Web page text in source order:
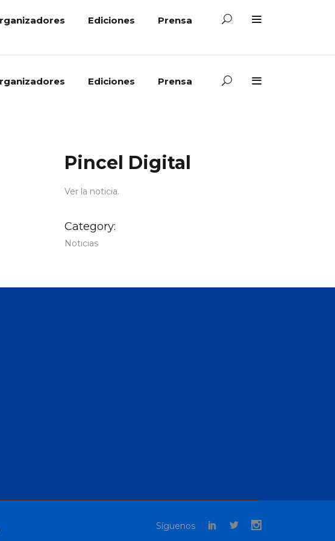
Ediciones Prensa
Ediciones Prensa
Pincel Digital
Ver la noticia.
Category:
Noticias
Síguenos